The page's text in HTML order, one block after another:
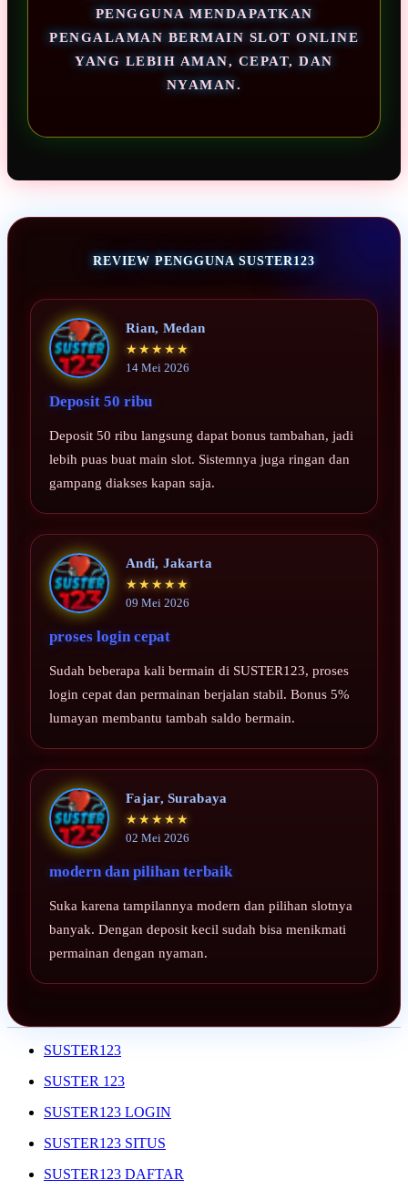
PENGGUNA MENDAPATKAN
PENGALAMAN BERMAIN SLOT ONLINE
YANG LEBIH AMAN, CEPAT, DAN
NYAMAN.
REVIEW PENGGUNA SUSTER123
Rian, Medan
★★★★★
14 Mei 2026
Deposit 50 ribu
Deposit 50 ribu langsung dapat bonus tambahan, jadi
lebih puas buat main slot. Sistemnya juga ringan dan
gampang diakses kapan saja.
Andi, Jakarta
★★★★★
09 Mei 2026
proses login cepat
Sudah beberapa kali bermain di SUSTER123, proses
login cepat dan permainan berjalan stabil. Bonus 5%
lumayan membantu tambah saldo bermain.
Fajar, Surabaya
★★★★★
02 Mei 2026
modern dan pilihan terbaik
Suka karena tampilannya modern dan pilihan slotnya
banyak. Dengan deposit kecil sudah bisa menikmati
permainan dengan nyaman.
SUSTER123
SUSTER 123
SUSTER123 LOGIN
SUSTER123 SITUS
SUSTER123 DAFTAR